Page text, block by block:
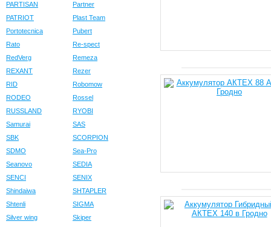
PARTISAN
Partner
PATRIOT
Plast Team
Portotecnica
Pubert
Rato
Re-spect
RedVerg
Remeza
REXANT
Rezer
RID
Robomow
RODEO
Rossel
RUSSLAND
RYOBI
Samurai
SAS
SBK
SCORPION
SDMO
Sea-Pro
Seanovo
SEDIA
SENCI
SENIX
Shindaiwa
SHTAPLER
Shtenli
SIGMA
Silver wing
Skiper